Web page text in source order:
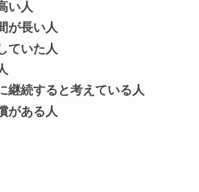
い人
が長い人
ていた人
継続すると考えている人
がある人